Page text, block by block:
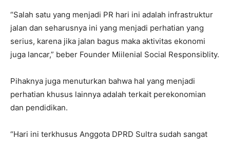
“Salah satu yang menjadi PR hari ini adalah infrastruktur
jalan dan seharusnya ini yang menjadi perhatian yang
serius, karena jika jalan bagus maka aktivitas ekonomi
juga lancar,” beber Founder Miilenial Social Responsiblity.
Pihaknya juga menuturkan bahwa hal yang menjadi
perhatian khusus lainnya adalah terkait perekonomian
dan pendidikan.
“Hari ini terkhusus Anggota DPRD Sultra sudah sangat